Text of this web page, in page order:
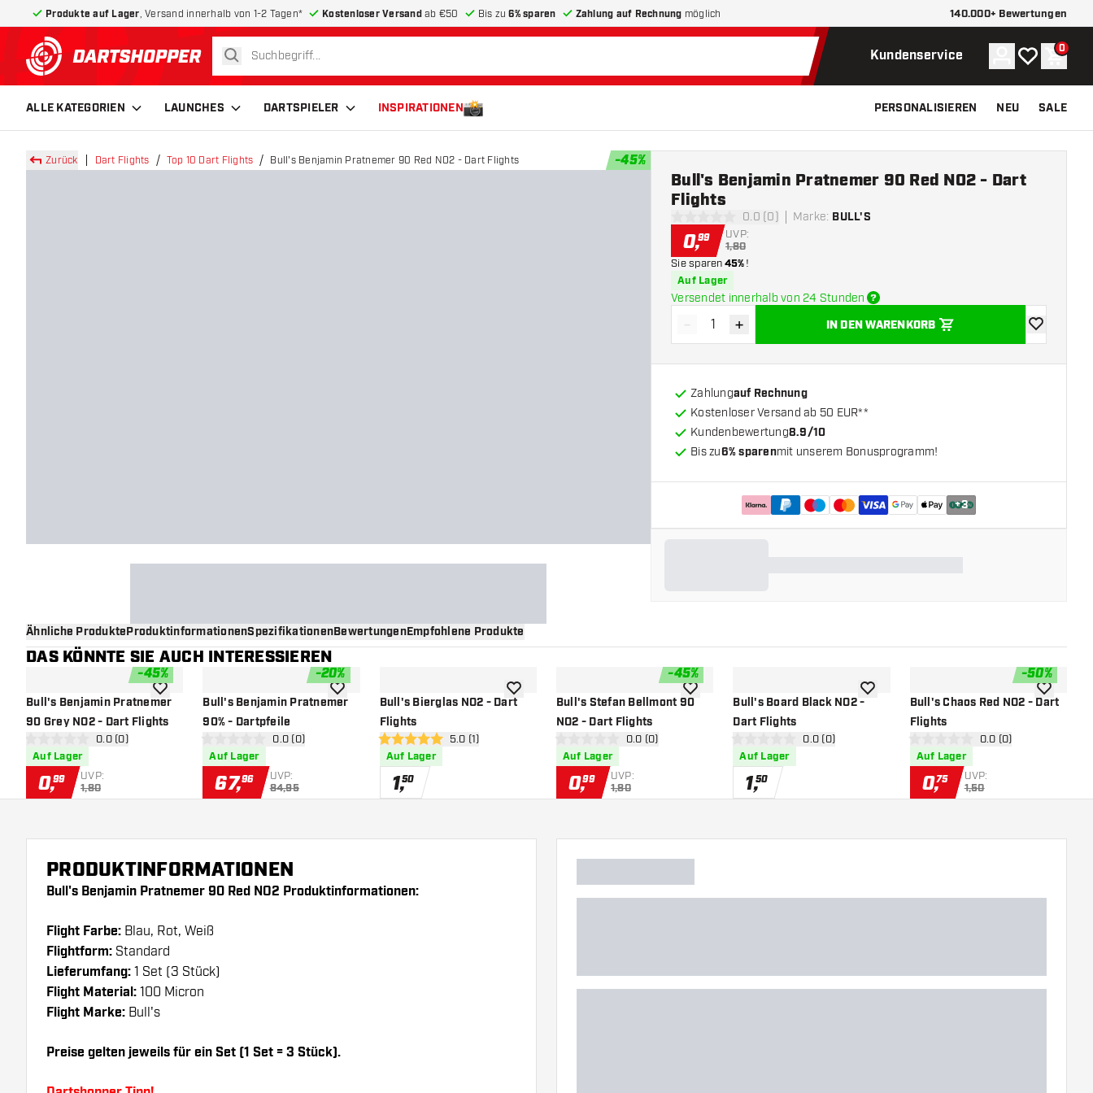
Produkte auf Lager , Versand innerhalb von 1-2 Tagen* Kostenloser Versandab €50 Bis zu6% sparen Zahlung auf Rechnung möglich 140.000+ Bewertungen
zurück zur Startseite
suchen Kundenservice Konto
Meine 0
ALLE KATEGORIEN LAUNCHES DARTSPIELER INSPIRATIONEN PERSONALISIEREN NEU SALE
Zurück Dart Flights Top 10 Dart Flights Bull's Benjamin Pratnemer 90 Red NO2 - Dart Flights -45%
0 Bewertungssterne
0.0 (0) Marke: BULL'S
Bull's Benjamin Pratnemer 90 Red NO2 - Dart
Flights
0,99 UVP:
1,80
Sie sparen45%!
Auf Lager
Versendet innerhalb von 24 Stunden
Menge verringern
- Menge erhöhen
+ IN DEN WARENKORB
Zur
Zahlungauf Rechnung
Kostenloser Versand ab 50 EUR**
Kundenbewertung8.9/10
Bis zu6% sparenmit unserem Bonusprogramm!
+3
Ähnliche ProdukteProduktinformationenSpezifikationenBewertungenEmpfohlene Produkte
DAS KÖNNTE SIE AUCH INTERESSIEREN
-45%
Bull's Benjamin Pratnemer
90 Grey NO2 - Dart Flights
Bewertungsbereich öffnen
0 Bewertungssterne
0.0 (0)
Auf Lager
0,99 UVP:
1,80
Zur Wunschliste hinzufügen
-20%
Bull's Benjamin Pratnemer
90% - Dartpfeile
Bewertungsbereich öffnen
0 Bewertungssterne
0.0 (0)
Auf Lager
67,96 UVP:
84,95
Zur Wunschliste hinzufügen
Bull's Bierglas NO2 - Dart
Flights
Bewertungsbereich öffnen
5 Bewertungssterne
5.0 (1)
Auf Lager
1,50
Zur Wunschliste hinzufügen
-45%
Bull's Stefan Bellmont 90
NO2 - Dart Flights
Bewertungsbereich öffnen
0 Bewertungssterne
0.0 (0)
Auf Lager
0,99 UVP:
1,80
Zur Wunschliste hinzufügen
Bull's Board Black NO2 -
Dart Flights
Bewertungsbereich öffnen
0 Bewertungssterne
0.0 (0)
Auf Lager
1,50
Zur Wunschliste hinzufügen
-50%
Bull's Chaos Red NO2 - Dart
Flights
Bewertungsbereich
0 Bewertungssterne
0.0 (0)
Auf Lager
0,75 UVP:
1,50
Zur
PRODUKTINFORMATIONEN
Bull's Benjamin Pratnemer 90 Red NO2 Produktinformationen:
Flight Farbe: Blau, Rot, Weiß
Flightform: Standard
Lieferumfang: 1 Set (3 Stück)
Flight Material: 100 Micron
Flight Marke: Bull's
Preise gelten jeweils für ein Set (1 Set = 3 Stück).